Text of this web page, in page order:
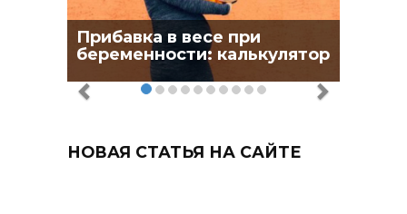
Прибавка в весе при
беременности: калькулятор
НОВАЯ СТАТЬЯ НА САЙТЕ